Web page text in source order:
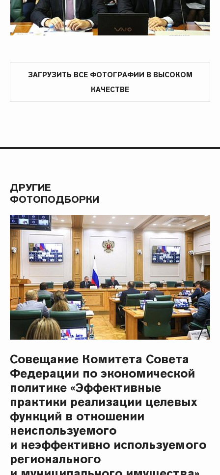
ЗАГРУЗИТЬ ВСЕ ФОТОГРАФИИ В ВЫСОКОМ
КАЧЕСТВЕ
ДРУГИЕ
ФОТОПОДБОРКИ
Совещание Комитета Совета
Федерации по экономической
политике «Эффективные
практики реализации целевых
функций в отношении
неиспользуемого
и неэффективно используемого
регионального